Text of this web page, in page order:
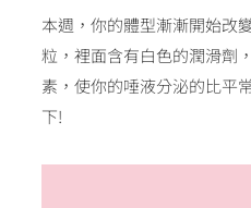
本週，你的體型漸漸開始改
粒，裡面含有白色的潤滑劑
素，使你的唾液分泌的比平
下!